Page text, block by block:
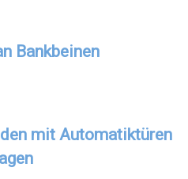
Bankbeinen
mit Automatiktüren